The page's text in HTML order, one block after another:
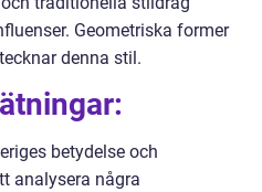
Geometriska former
denna stil.
betydelse och
analysera några